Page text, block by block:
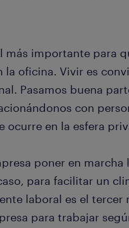
más importante para
la oficina. Vivir es
Pasamos buena
con
ocurre en la esfera
poner en marcha
para facilitar un
laboral es el
para trabajar